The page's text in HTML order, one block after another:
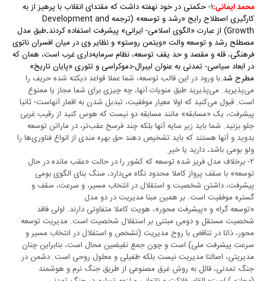
محمد ایمانی: ۱- حکمتی در خود نهفته داشت که مقتدای انقلاب با پرهیز از به
کارگیری اصطلاح رایج «رشد و توسعه» (ترجمه Development and
Growth) از عبارت «الگوی اسلامی- ایرانی» پیشرفت استفاده کردند
.طبق مدل
مصطلح رشد و توسعه والت «ویتمن روستو» و نظایر وی در میان افسران ناتوی
فرهنگی، قله و مقصد و حد یقف توسعه، نظام سرمایه‌داری غرب است، همان که
در ابعاد سیاسی- تمدنی به عنوان لیبرال-دموکراسی و تئوری «پایان تاریخ»
مطرح شد.با ورود در این قالب توسعه، شما عملا قواعد دیکته شده حریف را
می‌پذیرید. می‌پذیرید طبق منویات آنها، چه چیزی برای شما مجاز یا ممنوع
است. قبول می‌کنید که اولا معیار موفقیت، تبدیل شدن به اقمار آنهاست؛ ثانیا
پیشرفت، یک «مسابقه» مانند مسابقه دو نیست که هوس کنید از رقیب غربی
جلو بزنید. شما باید زیر سایه آنها بلکه چند فرسخ عقب‌تر، در ماراتن توسعه
بدوید و آنها هستند که باید تشخیص دهند حق بهره مندی از انواع فناوری‌ها را
ولو بومی باشد، دارید یا خیر.
۲- برخلاف مدل فریز شده توسعه که کشور را در حالت «عقب مانده در حال
توسعه» با سقف پرواز کاملا محدود نگاه می‌دارد، سنگ بنای الگوی بومی
پیشرفت، داشتن شخصیت و استقلال در انتخاب مسیر، و سرعت، سقف و
گستره موفقیت است. بر همین مبنا مدیریت در دو مدل
«توسعه گرا» و «پیشرفت محور»، هویت کاملا متفاوتی دارند. اولی فاقد
شخصیت مستقل و دومی مبتنی بر استقلال شخصیت است. مدیریت توسعه
محور، ذاتا در تناقض با روح مدیریت (تشخص و استقلال در انتخاب مسیر و
سرعت پیشرفت ملی) است و چون جمع نقیضین محال است، بنابراین چنان
مدیریتی، اصالتا مدیریت نیست بلکه طفیلی و معلول روحی است. دشمن در
جنگ تمدنی، قائل به روش غرق مصنوعی از طریق جنگ نرم و هوشمند